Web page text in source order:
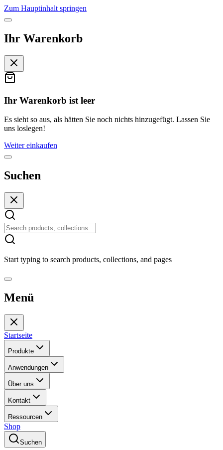
Zum Hauptinhalt springen
Ihr Warenkorb
Ihr Warenkorb ist leer
Es sieht so aus, als hätten Sie noch nichts hinzugefügt. Lassen Sie
uns loslegen!
Weiter einkaufen
Suchen
Start typing to search products, collections, and pages
Menü
Startseite
Produkte
Anwendungen
Über uns
Kontakt
Ressourcen
Shop
Suchen